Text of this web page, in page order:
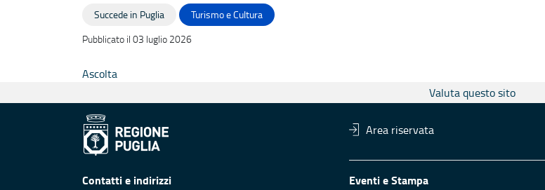
Succede in Puglia
Turismo e Cultura
Pubblicato il 03 luglio 2026
Ascolta
Valuta questo sito
Area riservata
Contatti e indirizzi Eventi e Stampa